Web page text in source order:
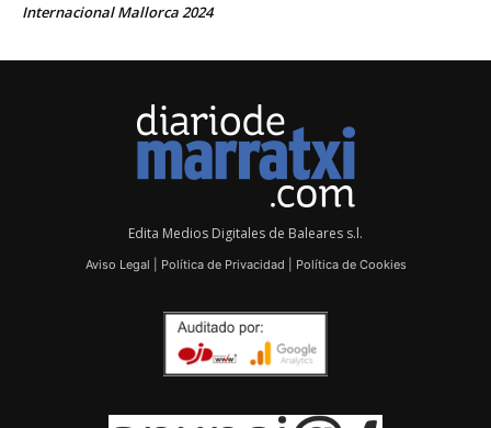
Internacional Mallorca 2024
Edita Medios Digitales de Baleares s.l.
Aviso Legal Política de Privacidad Política de Cookies